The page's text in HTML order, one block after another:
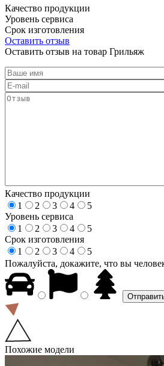
Качество продукции
Уровень сервиса
Срок изготовления
Оставить отзыв
Оставить отзыв на товар Грильяж
Качество продукции
1
2 3 4
5
Уровень сервиса
1
2 3 4
5
Срок изготовления
1
2 3 4
5
Пожалуйста, докажите, что вы
Похожие модели